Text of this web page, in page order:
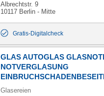
Albrechtstr. 9
10117 Berlin - Mitte
Gratis-Digitalcheck
GLAS AUTOGLAS
NOTVERGLASUNG
Glasereien